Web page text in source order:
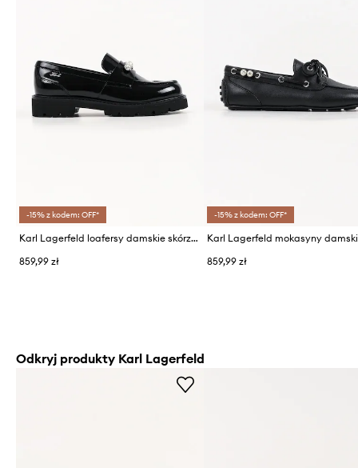
-15% z kodem: OFF*
Karl Lagerfeld loafersy damskie skórzane Lowell
859,99 zł
-15% z kodem: OFF*
859,99 zł
Odkryj produkty Karl Lagerfeld